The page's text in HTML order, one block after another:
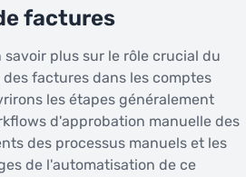
factures
plus sur le rôle crucial du
factures dans les comptes
les étapes généralement
d'approbation manuelle des
des processus manuels et les
de l'automatisation de ce